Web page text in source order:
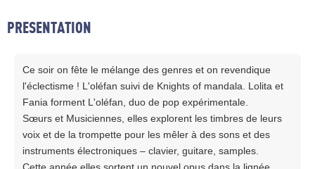
PRESENTATION
Ce soir on fête le mélange des genres et on revendique
l'éclectisme ! L'oléfan suivi de Knights of mandala. Lolita et
Fania forment L'oléfan, duo de pop expérimentale.
Sœurs et Musiciennes, elles explorent les timbres de leurs
voix et de la trompette pour les mêler à des sons et des
instruments électroniques – clavier, guitare, samples.
Cette année elles sortent un nouvel opus dans la lignée